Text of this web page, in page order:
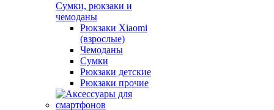
Сумки, рюкзаки и
чемоданы
Рюкзаки Xiaomi
(взрослые)
Чемоданы
Сумки
Рюкзаки детские
Рюкзаки прочие